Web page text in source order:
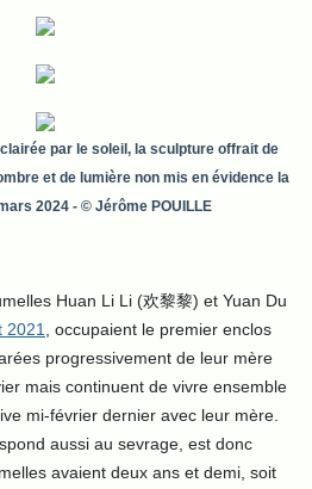
par le soleil, la sculpture offrait de
et de lumière non mis en évidence la
2024 - © Jérôme POUILLE
Huan Li Li (欢黎黎) et Yuan Du
2021
, occupaient le premier enclos
progressivement de leur mère
mais continuent de vivre ensemble
mi-février dernier avec leur mère.
aussi au sevrage, est donc
avaient deux ans et demi, soit